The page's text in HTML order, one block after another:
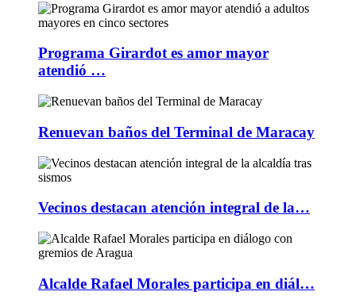
Programa Girardot es amor mayor
atendió …
Renuevan baños del Terminal de Maracay
Vecinos destacan atención integral de la…
Alcalde Rafael Morales participa en diál…